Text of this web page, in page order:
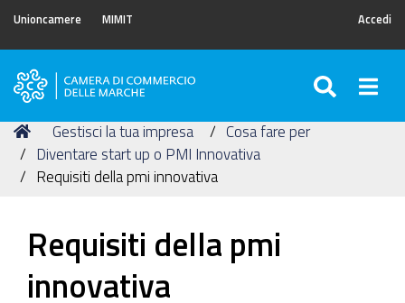
Unioncamere MIMIT Accedi
Camera
Commercio
delle
Marche
Tu
sei
qui:
Home
Gestisci la tua impresa
Cosa fare per
Diventare start up o PMI Innovativa
Requisiti della pmi innovativa
Requisiti della pmi
innovativa